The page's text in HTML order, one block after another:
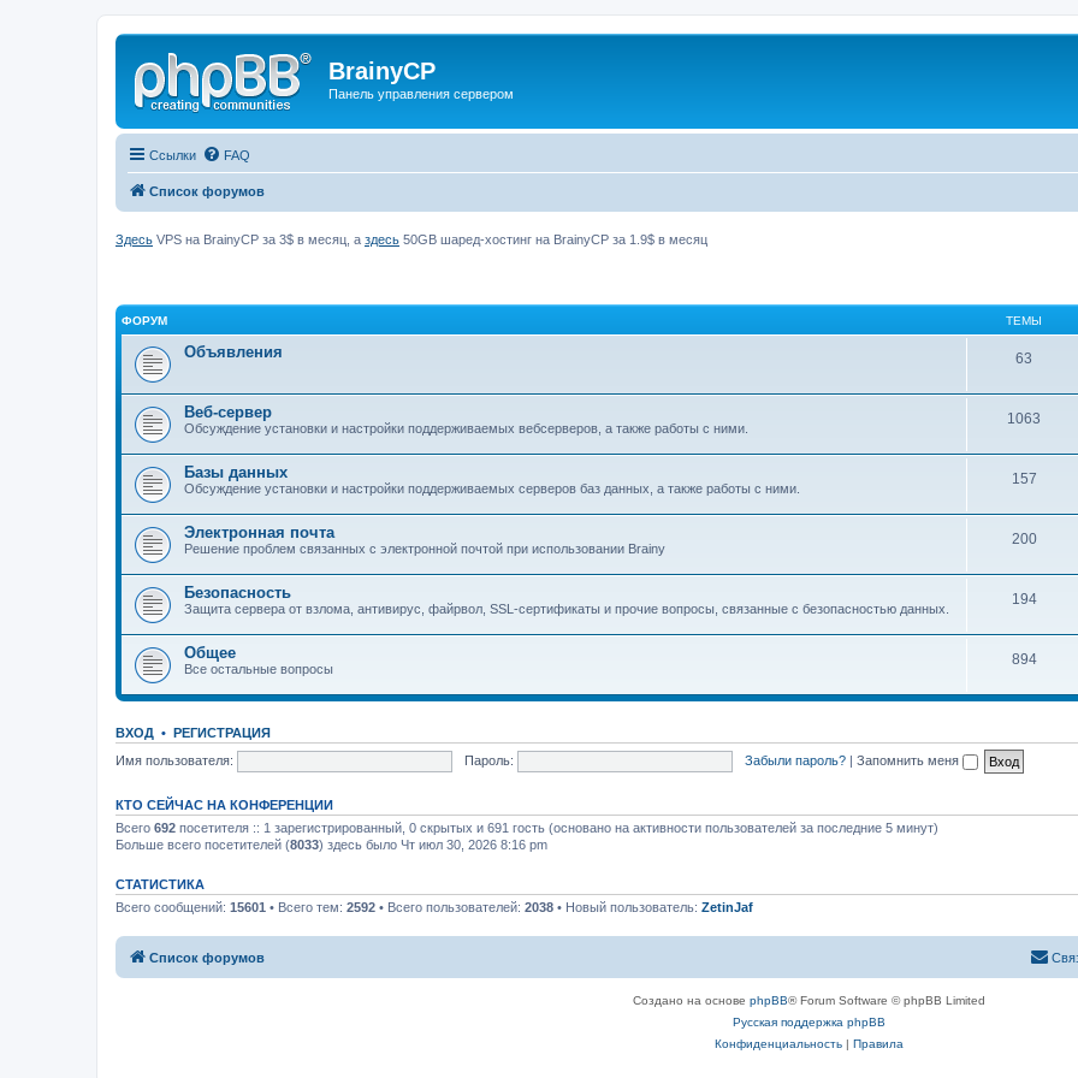
BrainyCP
Панель управления сервером
Ссылки FAQ
Список форумов
Здесь VPS на BrainyCP за 3$ в месяц, а здесь 50GB шаред-хостинг на BrainyCP за 1.9$ в месяц
ФОРУМ ТЕМЫ
Объявления 63
Веб-сервер
Обсуждение установки и настройки поддерживаемых вебсерверов, а также работы с ними.
1063
Базы данных
Обсуждение установки и настройки поддерживаемых серверов баз данных, а также работы с ними.
157
Электронная почта
Решение проблем связанных с электронной почтой при использовании Brainy
200
Безопасность
Защита сервера от взлома, антивирус, файрвол, SSL-сертификаты и прочие вопросы, связанные с безопасностью данных.
194
Общее
Все остальные вопросы
894
ВХОД • РЕГИСТРАЦИЯ
Имя пользователя:
Пароль: Забыли пароль? | Запомнить меня
КТО СЕЙЧАС НА КОНФЕРЕНЦИИ
Всего 692 посетителя :: 1 зарегистрированный, 0 скрытых и 691 гость (основано на активности пользователей за последние 5 минут)
Больше всего посетителей (8033) здесь было Чт июл 30, 2026 8:16 pm
СТАТИСТИКА
Всего сообщений: 15601 • Всего тем: 2592 • Всего пользователей: 2038 • Новый пользователь: ZetinJaf
Список форумов
Создано на основе phpBB® Forum Software © phpBB Limited
Русская поддержка phpBB
Конфиденциальность| Правила